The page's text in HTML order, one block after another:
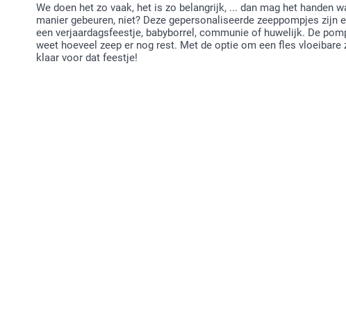
We doen het zo vaak, het is zo belangrijk, ... dan mag het handen
manier gebeuren, niet? Deze gepersonaliseerde zeeppompjes
een verjaardagsfeestje, babyborrel, communie of huwelijk. De
weet hoeveel zeep er nog rest. Met de optie om een fles vloeibare
klaar voor dat feestje!